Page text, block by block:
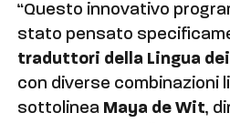
“Questo innovativo
stato pensato
traduttori della Lingua
con diverse combinazioni
sottolinea Maya de Wit,